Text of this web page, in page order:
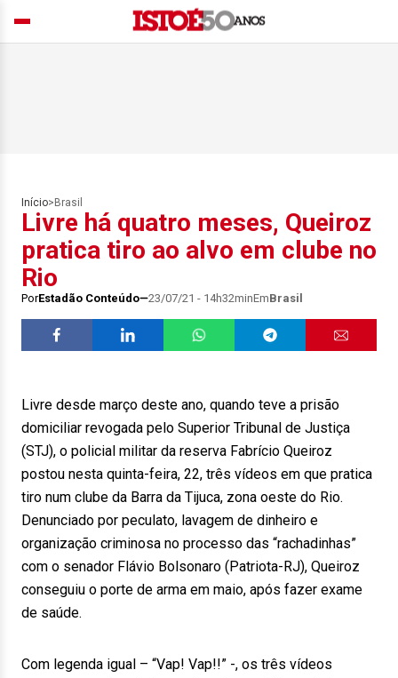
Início> Brasil
Livre há quatro meses, Queiroz
pratica tiro ao alvo em clube no
Rio
PorEstadão Conteúdo 23/07/21 - 14h32minEmBrasil
Livre desde março deste ano, quando teve a prisão
domiciliar revogada pelo Superior Tribunal de Justiça
(STJ), o policial militar da reserva Fabrício Queiroz
postou nesta quinta-feira, 22, três vídeos em que pratica
tiro num clube da Barra da Tijuca, zona oeste do Rio.
Denunciado por peculato, lavagem de dinheiro e
organização criminosa no processo das “rachadinhas”
com o senador Flávio Bolsonaro (Patriota-RJ), Queiroz
conseguiu o porte de arma em maio, após fazer exame
de saúde.
Com legenda igual – “Vap! Vap!!” -, os três vídeos